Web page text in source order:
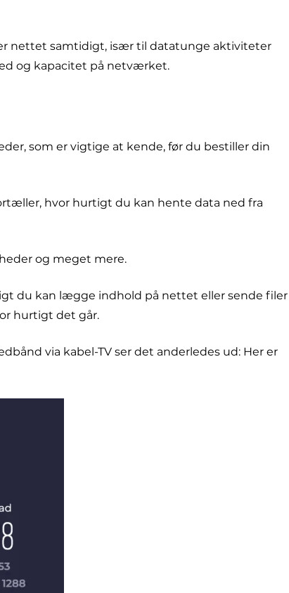
nettet samtidigt, især til datatunge aktiviteter
og kapacitet på netværket.
som er vigtige at kende, før du bestiller din
hvor hurtigt du kan hente data ned fra
og meget mere.
du kan lægge indhold på nettet eller sende filer
hurtigt det går.
via kabel-TV ser det anderledes ud: Her er